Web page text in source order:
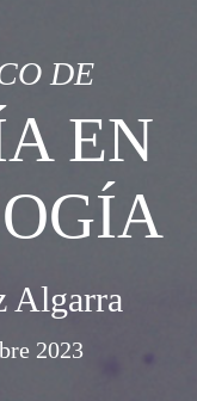
DE
EN
Algarra
2023